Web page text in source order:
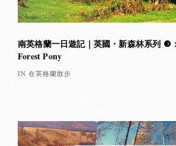
南英格蘭一日遊記｜英國・新森林系列 ❸
Forest Pony
IN 在英格蘭散步